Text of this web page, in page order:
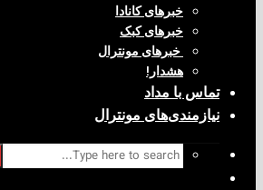
خبرهای کانادا
خبرهای کبک
‌ خبرهای مونترال
هشدار!
تماس با مداد
نیازمندی‌های مونترال